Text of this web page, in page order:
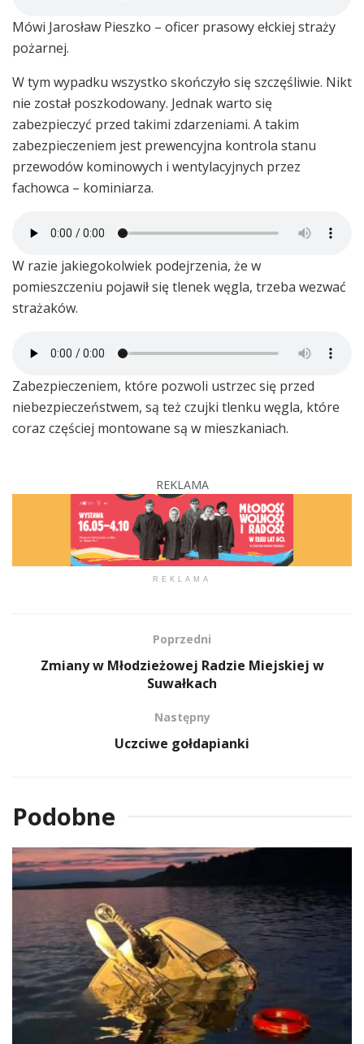
Mówi Jarosław Pieszko – oficer prasowy ełckiej straży
pożarnej.
W tym wypadku wszystko skończyło się szczęśliwie. Nikt
nie został poszkodowany. Jednak warto się
zabezpieczyć przed takimi zdarzeniami. A takim
zabezpieczeniem jest prewencyjna kontrola stanu
przewodów kominowych i wentylacyjnych przez
fachowca – kominiarza.
W razie jakiegokolwiek podejrzenia, że w
pomieszczeniu pojawił się tlenek węgla, trzeba wezwać
strażaków.
Zabezpieczeniem, które pozwoli ustrzec się przed
niebezpieczeństwem, są też czujki tlenku węgla, które
coraz częściej montowane są w mieszkaniach.
REKLAMA
REKLAMA
Poprzedni
Zmiany w Młodzieżowej Radzie Miejskiej w
Suwałkach
Następny
Uczciwe gołdapianki
Podobne